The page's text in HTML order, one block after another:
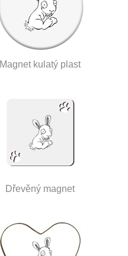
Magnet kulatý plast
Dřevěný magnet